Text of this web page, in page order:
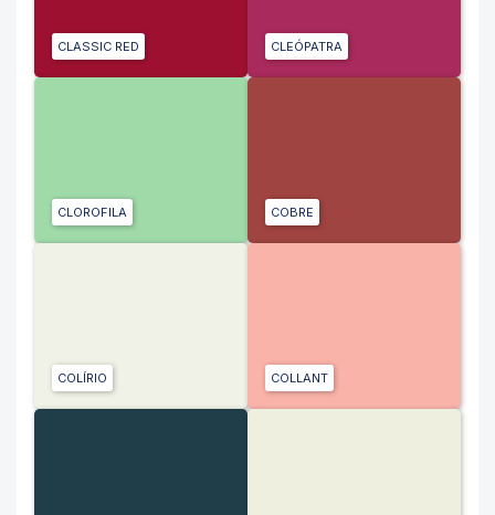
CLASSIC RED CLEÓPATRA
CLOROFILA COBRE
COLÍRIO COLLANT